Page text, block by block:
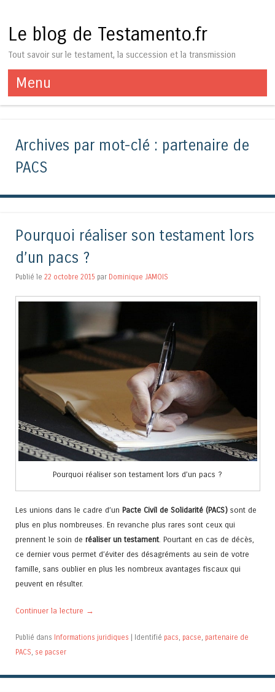
Le blog de Testamento.fr
Tout savoir sur le testament, la succession et la transmission
Menu
Aller au contenu
Archives par mot-clé : partenaire de
PACS
Pourquoi réaliser son testament lors
d’un pacs ?
Publié le 22 octobre 2015 par Dominique JAMOIS
Pourquoi réaliser son testament lors d’un pacs ?
Les unions dans le cadre d’un Pacte Civil de Solidarité (PACS) sont de
plus en plus nombreuses. En revanche plus rares sont ceux qui
prennent le soin de réaliser un testament. Pourtant en cas de décès,
ce dernier vous permet d’éviter des désagréments au sein de votre
famille, sans oublier en plus les nombreux avantages fiscaux qui
peuvent en résulter.
Continuer la lecture →
Publié dans Informations juridiques | Identifié pacs pacse partenaire de
PACS se pacser